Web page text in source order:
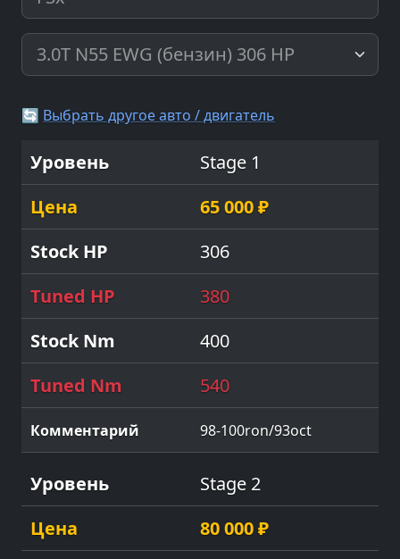
🔄 Выбрать другое авто / двигатель
Stage 1
65 000 ₽
306
380
400
540
98-100ron/93oct
Stage 2
80 000 ₽